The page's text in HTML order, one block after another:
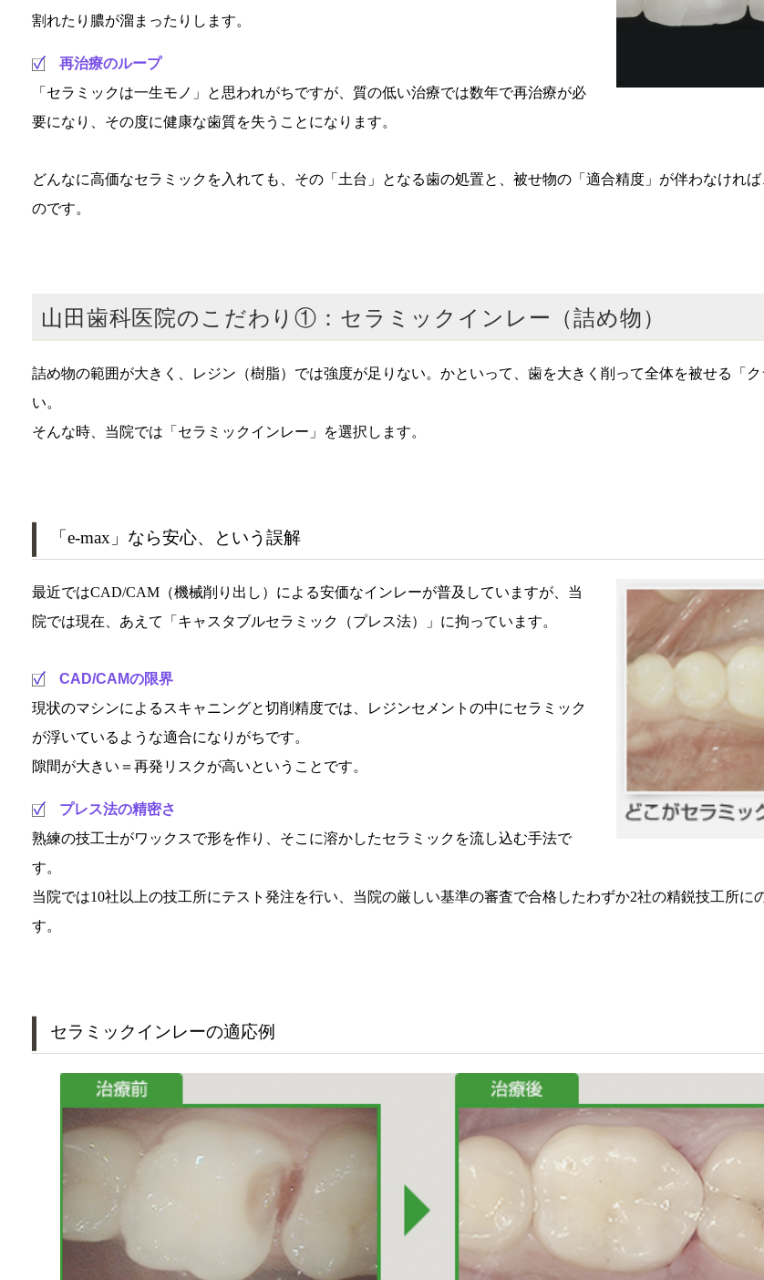
割れたり膿が溜まったりします。
再治療のループ
「セラミックは一生モノ」と思われがちですが、質の低い治療では数年で再治療が必
要になり、その度に健康な歯質を失うことになります。
どんなに高価なセラミックを入れても、その「土台」となる歯の処置と、被せ物の「適合精度」が伴わなけれ
のです。
山田歯科医院のこだわり①：セラミックインレー（詰め物）
詰め物の範囲が大きく、レジン（樹脂）では強度が足りない。かといって、歯を大きく削って全体を被せる「
い。
そんな時、当院では「セラミックインレー」を選択します。
「e-max」なら安心、という誤解
最近ではCAD/CAM（機械削り出し）による安価なインレーが普及していますが、当
院では現在、あえて「キャスタブルセラミック（プレス法）」に拘っています。
CAD/CAMの限界
現状のマシンによるスキャニングと切削精度では、レジンセメントの中にセラミック
が浮いているような適合になりがちです。
隙間が大きい＝再発リスクが高いということです。
プレス法の精密さ
熟練の技工士がワックスで形を作り、そこに溶かしたセラミックを流し込む手法で
す。
当院では10社以上の技工所にテスト発注を行い、当院の厳しい基準の審査で合格したわずか2社の精鋭技工所に
す。
セラミックインレーの適応例